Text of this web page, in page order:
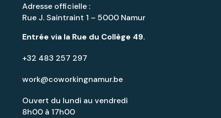
Adresse officielle :
Rue J. Saintraint 1 – 5000 Namur
Entrée via la Rue du Collège 49.
+32 483 257 297
work@coworkingnamur.be
Ouvert du lundi au vendredi
8h00 à 17h00